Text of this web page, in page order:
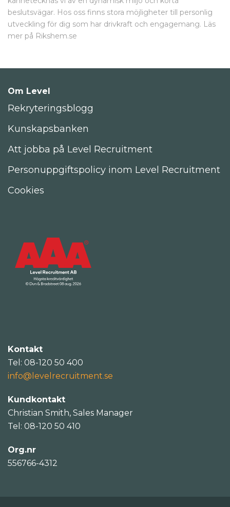
beslutsvägar. Hos oss finns stora möjligheter till personlig
utveckling för dig som har drivkraft och engagemang. Läs
mer på Rikshem.se
Om Level
Rekryteringsblogg
Kunskapsbanken
Att jobba på Level Recruitment
Personuppgiftspolicy inom Level Recruitment
Cookies
Kontakt
Tel: 08-120 50 400
info@levelrecruitment.se
Kundkontakt
Christian Smith, Sales Manager
Tel: 08-120 50 410
Org.nr
556766-4312